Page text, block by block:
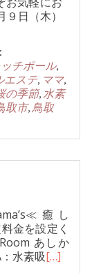
お気軽にお
日（木）
チポール,
エステ, ママ,
の季節, 水素
取市, 鳥取
癒し
金を設定く
あしか
水素吸[…]